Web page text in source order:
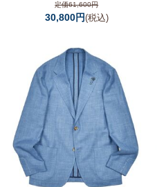
定価61,600円
30,800円(税込)